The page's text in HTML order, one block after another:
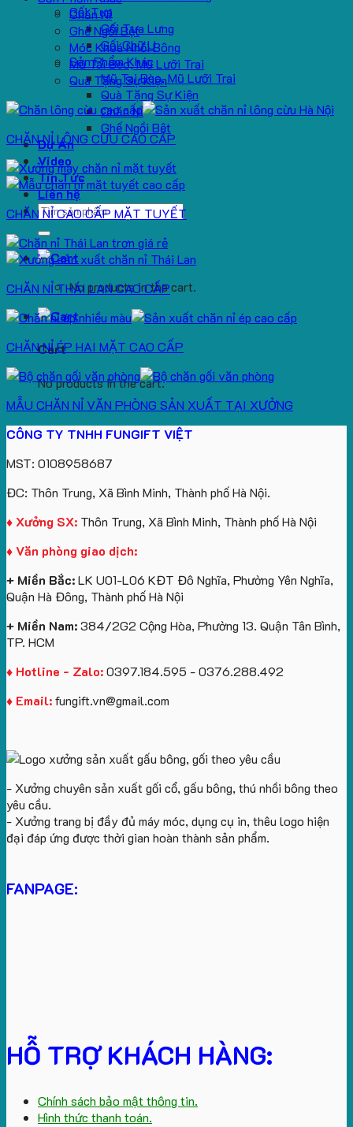
Gối Tựa
Gối Tựa Lưng
Gối Chữ U
Sản Phẩm Khác
Mũ Tai Bèo, Mũ Lưỡi Trai
Quà Tặng Sự Kiện
Chăn Nỉ
Ghế Ngồi Bệt
Dự Án
Video
Tin Tức
Liên hệ
Search
No products in the cart.
Cart
No products in the cart.
Chăn Nỉ
Ghế Ngồi Bệt
Móc Khoá Nhồi Bông
Mũ Tai Bèo, Mũ Lưỡi Trai
Quà Tặng Sự Kiện
CHĂN NỈ LÔNG CỪU CAO CẤP
CHĂN NỈ CAO CẤP MẶT TUYẾT
CHĂN NỈ THÁI LAN CAO CẤP
CHĂN NỈ ÉP HAI MẶT CAO CẤP
MẪU CHĂN NỈ VĂN PHÒNG SẢN XUẤT TẠI XƯỞNG
CÔNG TY TNHH FUNGIFT VIỆT
MST: 0108958687
ĐC: Thôn Trung, Xã Bình Minh, Thành phố Hà Nội.
♦ Xưởng SX: Thôn Trung, Xã Bình Minh, Thành phố Hà Nội
♦ Văn phòng giao dịch:
+ Miền Bắc:LK U01-L06 KĐT Đô Nghĩa, Phường Yên Nghĩa,
Quận Hà Đông, Thành phố Hà Nội
+ Miền Nam:384/2G2 Cộng Hòa, Phường 13. Quận Tân Bình,
TP. HCM
♦ Hotline - Zalo:0397.184.595 - 0376.288.492
♦ Email:fungift.vn@gmail.com
- Xưởng chuyên sản xuất gối cổ, gấu bông, thú nhồi bông theo
yêu cầu.
- Xưởng trang bị đầy đủ máy móc, dụng cụ in, thêu logo hiện
đại đáp ứng được thời gian hoàn thành sản phẩm.
FANPAGE:
HỖ TRỢ KHÁCH HÀNG:
Chính sách bảo mật thông tin.
Hình thức thanh toán.